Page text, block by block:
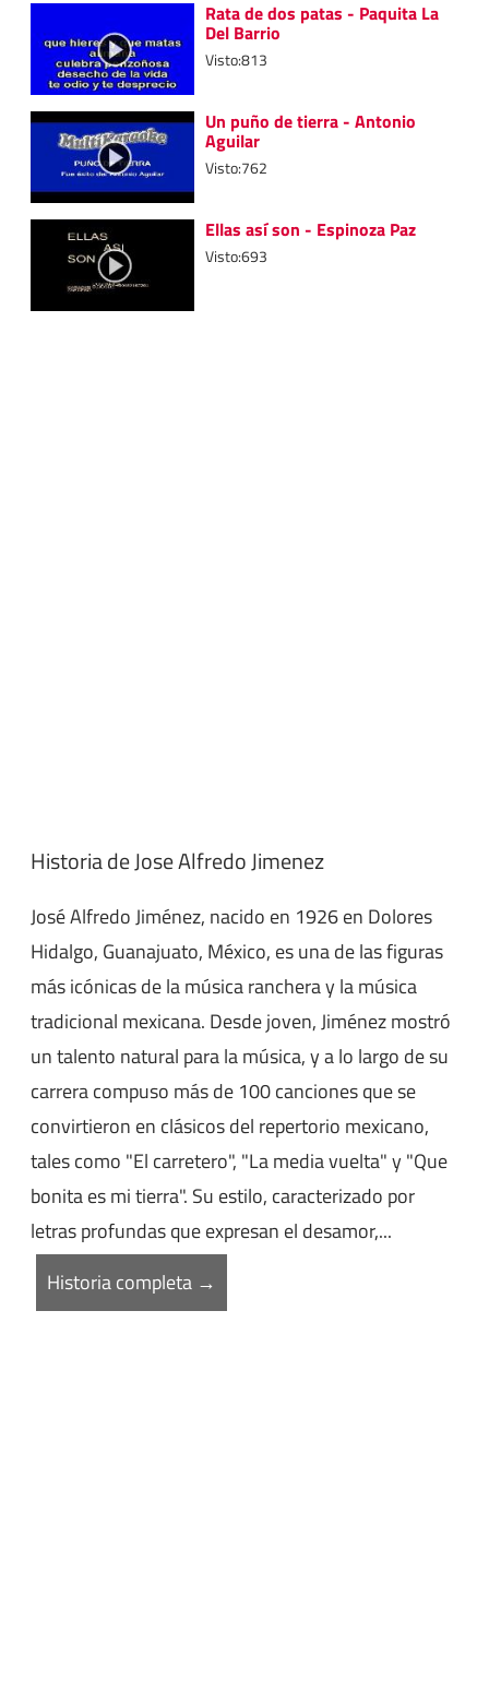
Rata de dos patas - Paquita La
Del Barrio
Visto:813
Un puño de tierra - Antonio
Aguilar
Visto:762
Ellas así son - Espinoza Paz
Visto:693
Historia de Jose Alfredo Jimenez
José Alfredo Jiménez, nacido en 1926 en Dolores
Hidalgo, Guanajuato, México, es una de las figuras
más icónicas de la música ranchera y la música
tradicional mexicana. Desde joven, Jiménez mostró
un talento natural para la música, y a lo largo de su
carrera compuso más de 100 canciones que se
convirtieron en clásicos del repertorio mexicano,
tales como "El carretero", "La media vuelta" y "Que
bonita es mi tierra". Su estilo, caracterizado por
letras profundas que expresan el desamor,...
Historia completa →